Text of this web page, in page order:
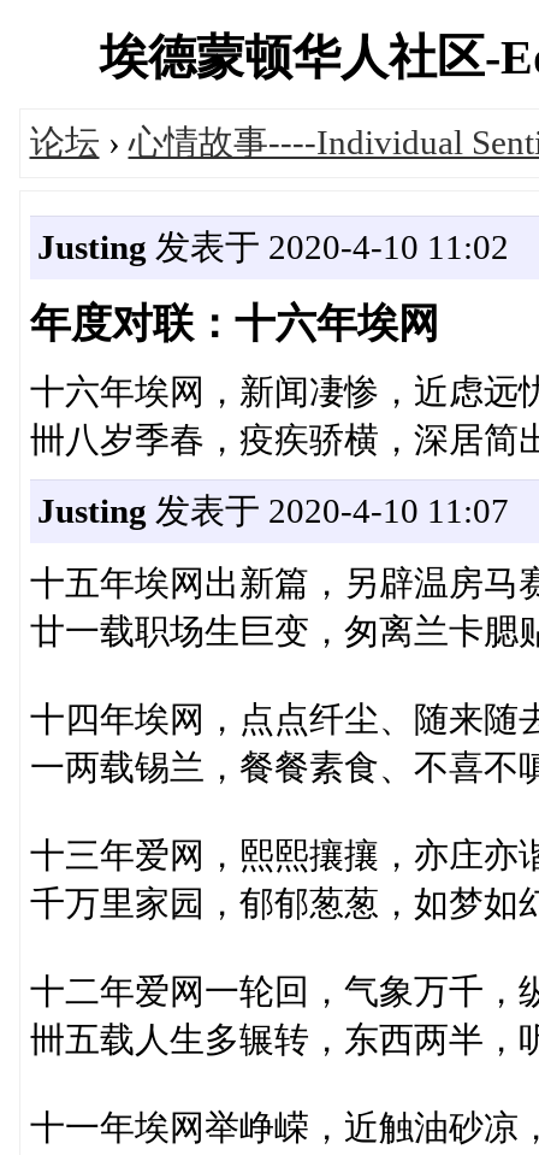
埃德蒙顿华人社区-
论坛 ›心情故事----Individual
Justing 发表于 2020-4-10 11:02
年度对联：十六年埃网
十六年埃网，新闻凄惨，近虑远
卌八岁季春，疫疾骄横，深居简
Justing 发表于 2020-4-10 11:07
十五年埃网出新篇，另辟温房马
廿一载职场生巨变，匆离兰卡腮
十四年埃网，点点纤尘、随来随
一两载锡兰，餐餐素食、不喜不
十三年爱网，熙熙攘攘，亦庄亦
千万里家园，郁郁葱葱，如梦如
十二年爱网一轮回，气象万千，
卌五载人生多辗转，东西两半，
十一年埃网举峥嵘，近触油砂凉